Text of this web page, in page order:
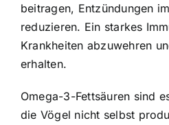
beitragen, Entzündungen
reduzieren. Ein starkes
Krankheiten abzuwehren
erhalten.
Omega-3-Fettsäuren sind
die Vögel nicht selbst